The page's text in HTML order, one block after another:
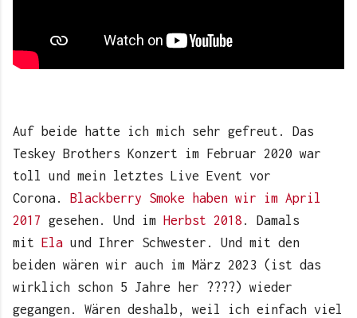
Auf beide hatte ich mich sehr gefreut. Das
Teskey Brothers Konzert im Februar 2020 war
toll und mein letztes Live Event vor
Corona. Blackberry Smoke haben wir im April
2017
gesehen. Und im Herbst 2018 . Damals
mit Ela und Ihrer Schwester. Und mit den
beiden wären wir auch im März 2023 (ist das
wirklich schon 5 Jahre her ????) wieder
gegangen. Wären deshalb, weil ich einfach viel